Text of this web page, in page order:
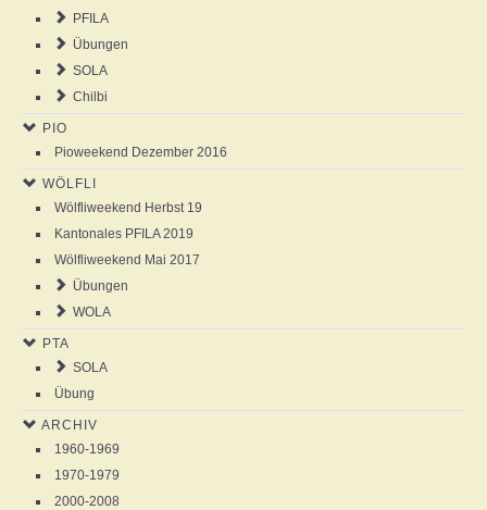
ABOUT US
ANSCHLAG
GALLERY
PFILA
Übungen
SOLA
Chilbi
PIO
Pioweekend Dezember 2016
WÖLFLI
Wölfliweekend Herbst 19
Kantonales PFILA 2019
Wölfliweekend Mai 2017
Übungen
WOLA
PTA
SOLA
Übung
ARCHIV
1960-1969
1970-1979
2000-2008